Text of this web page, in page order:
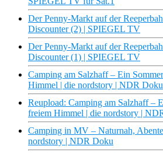
Der Penny-Markt auf der
Discounter (2) | SPIEGEL TV
Der Penny-Markt auf der
Discounter (1) | SPIEGEL TV
Camping am Salzhaff – Ein
Himmel | die nordstory | NDR Doku
Reupload: Camping am Salzhaff –
freiem Himmel | die nordstory |
Camping in MV – Naturnah,
nordstory | NDR Doku